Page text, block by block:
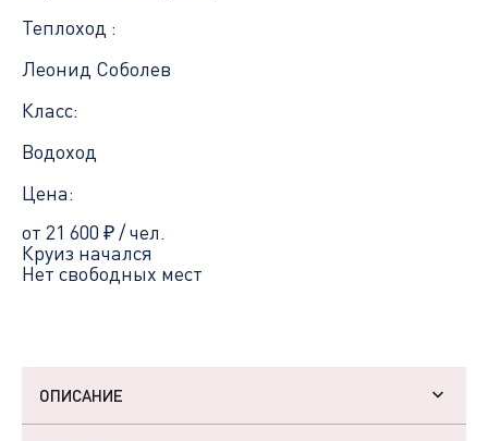
Теплоход :
Леонид Соболев
Класс:
Водоход
Цена:
от 21 600 ₽/ чел.
Круиз начался
Нет свободных мест
ОПИСАНИЕ